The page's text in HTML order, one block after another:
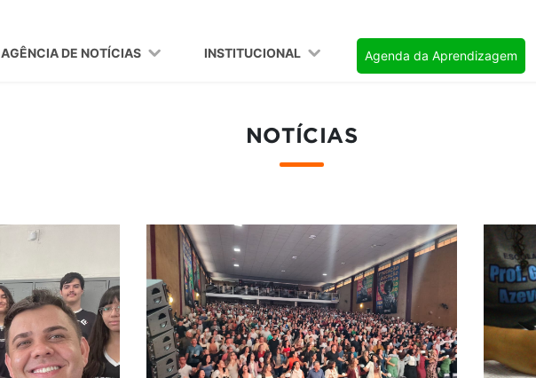
AGÊNCIA DE NOTÍCIAS INSTITUCIONAL Agenda da Aprendizagem
NOTÍCIAS